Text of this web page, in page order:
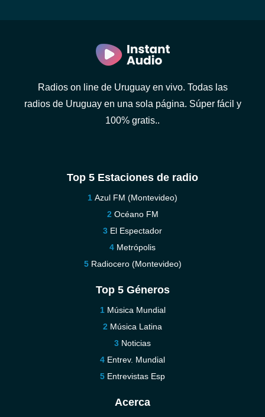
Radios on line de Uruguay en vivo. Todas las
radios de Uruguay en una sola página. Súper fácil y
100% gratis..
Top 5 Estaciones de radio
Azul FM (Montevideo)
Océano FM
El Espectador
Metrópolis
Radiocero (Montevideo)
Top 5 Géneros
Música Mundial
Música Latina
Noticias
Entrev. Mundial
Entrevistas Esp
Acerca